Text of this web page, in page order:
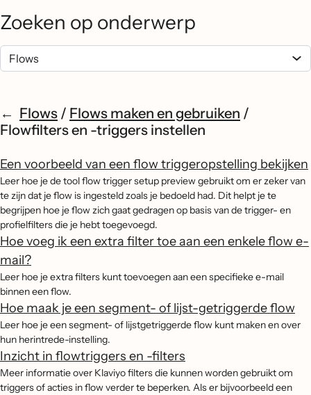
Zoeken op onderwerp
Flows / Flows maken en gebruiken /
Flowfilters en -triggers instellen
Een voorbeeld van een flow triggeropstelling bekijken
Leer hoe je de tool flow trigger setup preview gebruikt om er zeker van
te zijn dat je flow is ingesteld zoals je bedoeld had. Dit helpt je te
begrijpen hoe je flow zich gaat gedragen op basis van de trigger- en
profielfilters die je hebt toegevoegd.
Hoe voeg ik een extra filter toe aan een enkele flow e-
mail?
Leer hoe je extra filters kunt toevoegen aan een specifieke e-mail
binnen een flow.
Hoe maak je een segment- of lijst-getriggerde flow
Leer hoe je een segment- of lijstgetriggerde flow kunt maken en over
hun herintrede-instelling.
Inzicht in flowtriggers en -filters
Meer informatie over Klaviyo filters die kunnen worden gebruikt om
triggers of acties in flow verder te beperken. Als er bijvoorbeeld een